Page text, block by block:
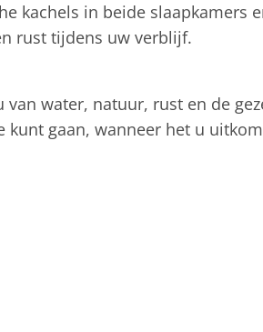
kachels in beide slaapkamers
rust tijdens uw verblijf.
water, natuur, rust en de
kunt gaan, wanneer het u